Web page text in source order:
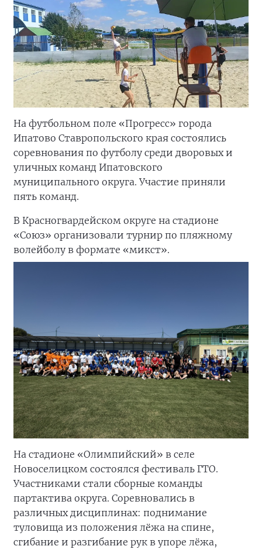
На футбольном поле «Прогресс» города
Ипатово Ставропольского края состоялись
соревнования по футболу среди дворовых и
уличных команд Ипатовского
муниципального округа. Участие приняли
пять команд.
В Красногвардейском округе на стадионе
«Союз» организовали турнир по пляжному
волейболу в формате «микст».
На стадионе «Олимпийский» в селе
Новоселицком состоялся фестиваль ГТО.
Участниками стали сборные команды
партактива округа. Соревновались в
различных дисциплинах: поднимание
туловища из положения лёжа на спине,
сгибание и разгибание рук в упоре лёжа,